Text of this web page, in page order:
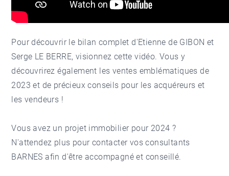
Pour découvrir le bilan complet d'Etienne de GIBON et
Serge LE BERRE, visionnez cette vidéo. Vous y
découvrirez également les ventes emblématiques de
2023 et de précieux conseils pour les acquéreurs et
les vendeurs !
Vous avez un projet immobilier pour 2024 ?
N'attendez plus pour contacter vos consultants
BARNES afin d'être accompagné et conseillé.